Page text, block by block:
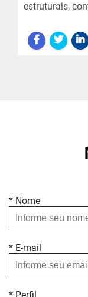
estruturais,
* Nome
* E-mail